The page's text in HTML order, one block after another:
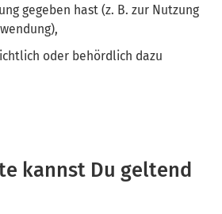
gegeben hast (z. B. zur Nutzung
oder behördlich dazu
kannst Du geltend